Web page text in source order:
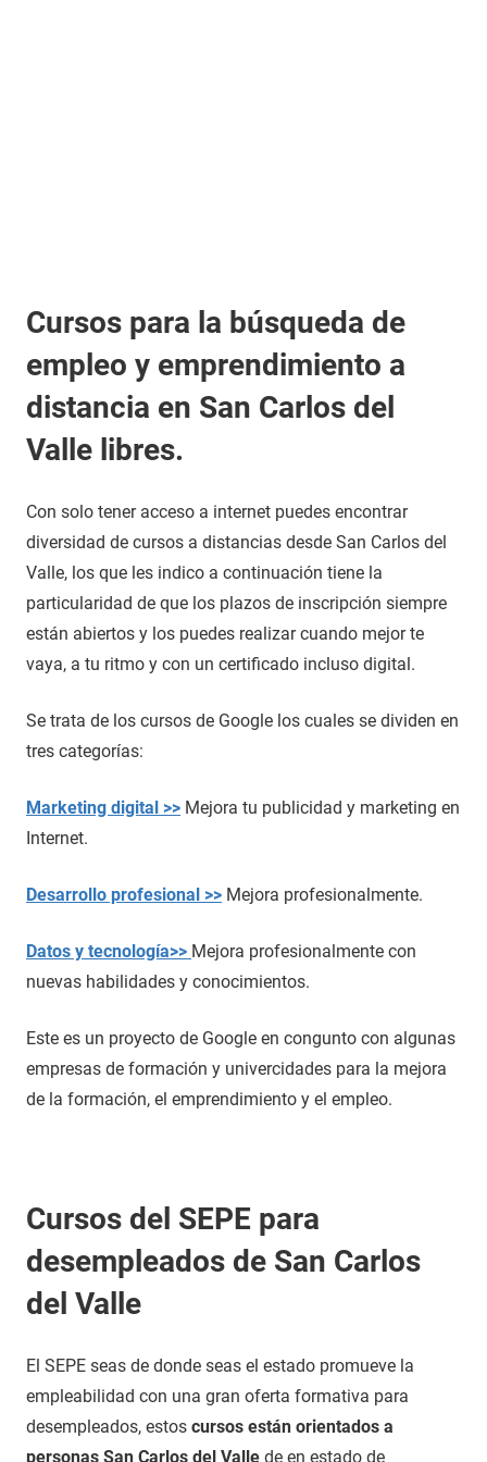
Cursos para la búsqueda de
empleo y emprendimiento a
distancia en San Carlos del
Valle libres.
Con solo tener acceso a internet puedes encontrar
diversidad de cursos a distancias desde San Carlos del
Valle, los que les indico a continuación tiene la
particularidad de que los plazos de inscripción siempre
están abiertos y los puedes realizar cuando mejor te
vaya, a tu ritmo y con un certificado incluso digital.
Se trata de los cursos de Google los cuales se dividen en
tres categorías:
Marketing digital >> Mejora tu publicidad y marketing en
Internet.
Desarrollo profesional >> Mejora profesionalmente.
Datos y tecnología>> Mejora profesionalmente con
nuevas habilidades y conocimientos.
Este es un proyecto de Google en congunto con algunas
empresas de formación y univercidades para la mejora
de la formación, el emprendimiento y el empleo.
Cursos del SEPE para
desempleados de San Carlos
del Valle
El SEPE seas de donde seas el estado promueve la
empleabilidad con una gran oferta formativa para
desempleados, estos cursos están orientados a
personas San Carlos del Valle de en estado de